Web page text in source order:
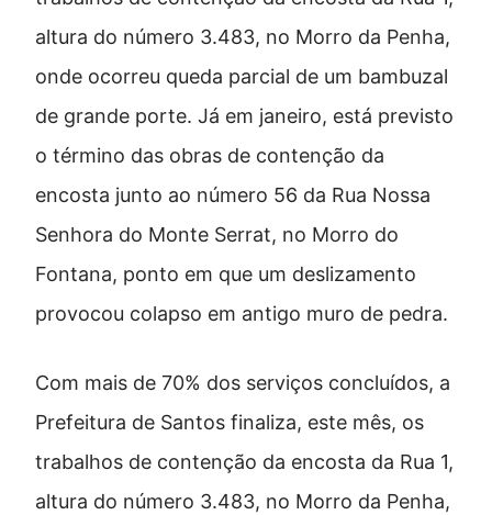
altura do número 3.483, no Morro da Penha,
onde ocorreu queda parcial de um bambuzal
de grande porte. Já em janeiro, está previsto
o término das obras de contenção da
encosta junto ao número 56 da Rua Nossa
Senhora do Monte Serrat, no Morro do
Fontana, ponto em que um deslizamento
provocou colapso em antigo muro de pedra.
Com mais de 70% dos serviços concluídos, a
Prefeitura de Santos finaliza, este mês, os
trabalhos de contenção da encosta da Rua 1,
altura do número 3.483, no Morro da Penha,